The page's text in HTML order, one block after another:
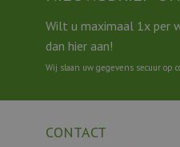
Wilt u maximaal 1x per
dan hier aan!
Wij slaan uw gegevens secuur op
CONTACT